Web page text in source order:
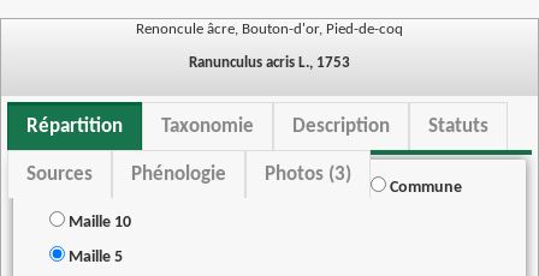
Renoncule âcre, Bouton-d'or, Pied-de-coq
Ranunculus acris L., 1753
Répartition Taxonomie Description Statuts
Sources Phénologie Photos (3)
Commune
Maille 10
Maille 5